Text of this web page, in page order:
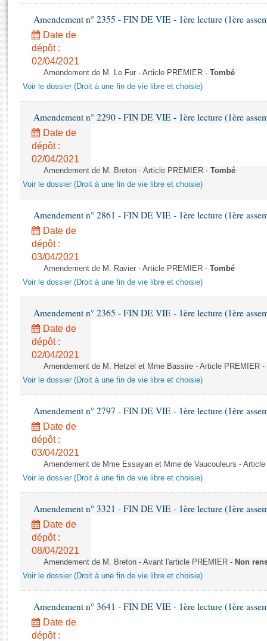
Textes adoptés
Rapports d'information
Rapports législatifs
Baromètre de l’application des lois
Dossiers législatifs
Budget et sécurité sociale
Questions écrites et orales
Comptes rendus des débats
Histoire
Juniors
Anciennes législatures
Liens vers les sites publics
Amendement n° 2355 - FIN DE VIE - 1ère lecture (1ère
Date de
dépôt :
02/04/2021
Amendement de M. Le Fur - Article PREMIER - Tombé
Voir le dossier (Droit à une fin de vie libre et choisie)
Amendement n° 2290 - FIN DE VIE - 1ère lecture (1ère
Date de
dépôt :
02/04/2021
Amendement de M. Breton - Article PREMIER - Tombé
Voir le dossier (Droit à une fin de vie libre et choisie)
Amendement n° 2861 - FIN DE VIE - 1ère lecture (1ère
Date de
dépôt :
03/04/2021
Amendement de M. Ravier - Article PREMIER - Tombé
Voir le dossier (Droit à une fin de vie libre et choisie)
Amendement n° 2365 - FIN DE VIE - 1ère lecture (1ère
Date de
dépôt :
02/04/2021
Amendement de M. Hetzel et Mme Bassire - Article PREMIER -
Voir le dossier (Droit à une fin de vie libre et choisie)
Amendement n° 2797 - FIN DE VIE - 1ère lecture (1ère
Date de
dépôt :
03/04/2021
Amendement de Mme Essayan et Mme de Vaucouleurs -
Voir le dossier (Droit à une fin de vie libre et choisie)
Amendement n° 3321 - FIN DE VIE - 1ère lecture (1ère
Date de
dépôt :
08/04/2021
Amendement de M. Breton - Avant l'article PREMIER - Non
Voir le dossier (Droit à une fin de vie libre et choisie)
Amendement n° 3641 - FIN DE VIE - 1ère lecture (1ère
Date de
dépôt :